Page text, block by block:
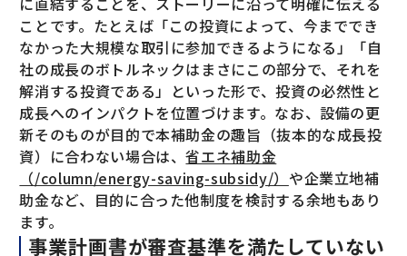
ことです。たとえば「この投資によって、今まででき
なかった大規模な取引に参加できるようになる」「自
社の成長のボトルネックはまさにこの部分で、それを
解消する投資である」といった形で、投資の必然性と
成長へのインパクトを位置づけます。なお、設備の更
新そのものが目的で本補助金の趣旨（抜本的な成長投
資）に合わない場合は、省エネ補助金
（/column/energy-saving-subsidy/） や企業立地補
助金など、目的に合った他制度を検討する余地もあり
ます。
事業計画書が審査基準を満たしていない